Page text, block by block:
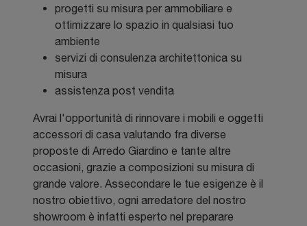
progetti su misura per ammobiliare e
ottimizzare lo spazio in qualsiasi tuo
ambiente
servizi di consulenza architettonica su
misura
assistenza post vendita
Avrai l'opportunità di rinnovare i mobili e oggetti
accessori di casa valutando fra diverse
proposte di Arredo Giardino e tante altre
occasioni, grazie a composizioni su misura di
grande valore. Assecondare le tue esigenze è il
nostro obiettivo, ogni arredatore del nostro
showroom è infatti esperto nel preparare